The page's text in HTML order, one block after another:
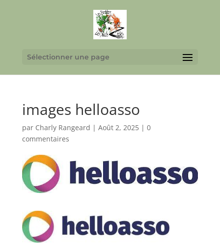
Sélectionner une page
images helloasso
par Charly Rangeard | Août 2, 2025| 0
commentaires